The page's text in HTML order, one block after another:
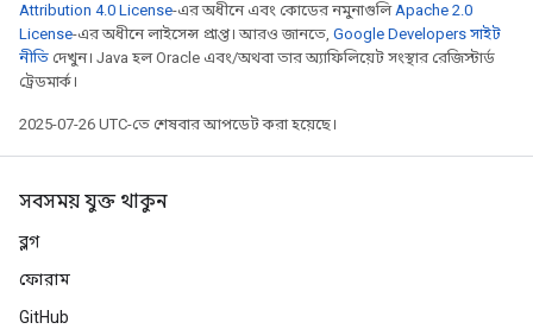
Attribution 4.0 License-এর অধীনে এবং কোডের নমুনাগুলিApache 2.0
License-এর অধীনে লাইসেন্স প্রাপ্ত। আরও জানতে, Google Developers সাইট
নীতি দেখুন। Java হল Oracle এবং/অথবা তার অ্যাফিলিয়েট সংস্থার রেজিস্টার্ড
ট্রেডমার্ক।
2025-07-26 UTC-তে শেষবার আপডেট করা হয়েছে।
সবসময় যুক্ত থাকুন
ব্লগ
ফোরাম
GitHub